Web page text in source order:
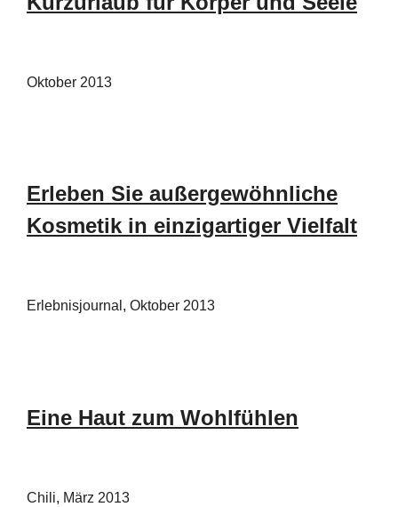
Oktober 2013
Erleben Sie außergewöhnliche
Kosmetik in einzigartiger Vielfalt
Erlebnisjournal, Oktober 2013
Eine Haut zum Wohlfühlen
Chili, März 2013